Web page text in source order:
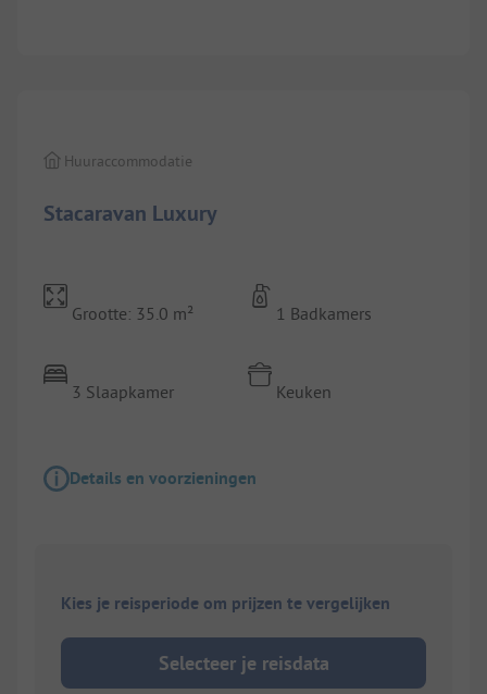
Stacaravan Luxury
Huuraccommodatie
Grootte: 35.0 m²
3 Slaapkamer
1 Badkamers
Keuken
Details en voorzieningen
Kies je reisperiode om prijzen te vergelijken
Selecteer je reisdata